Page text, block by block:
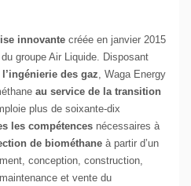
innovante créée en janvier 2015
groupe Air Liquide. Disposant
des gaz, Waga Energy
au service de la transition
plus de soixante-dix
les compétences nécessaires à
de biométhane à partir d’un
conception, construction,
et vente du